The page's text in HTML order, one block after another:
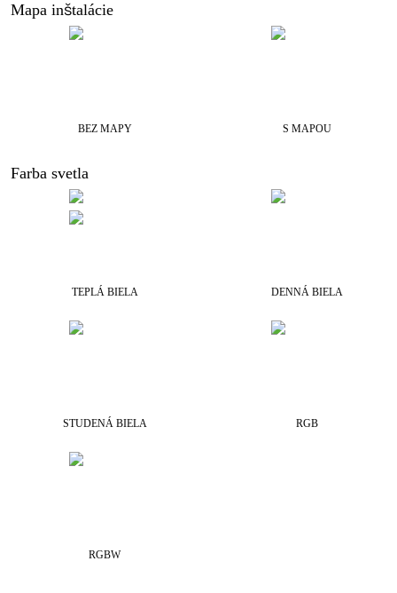
Mapa inštalácie
BEZ MAPY S MAPOU
Farba svetla
TEPLÁ BIELA DENNÁ BIELA
STUDENÁ BIELA RGB
RGBW